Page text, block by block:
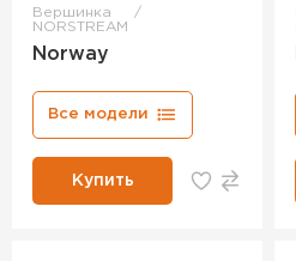
Вершинка
NORSTREAM
Norway
Все модели
Купить